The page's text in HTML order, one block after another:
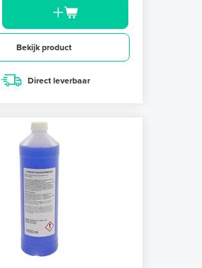
Bekijk product
Direct leverbaar